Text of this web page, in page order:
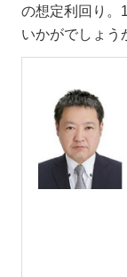
の想定利回り。
いかがでしょう